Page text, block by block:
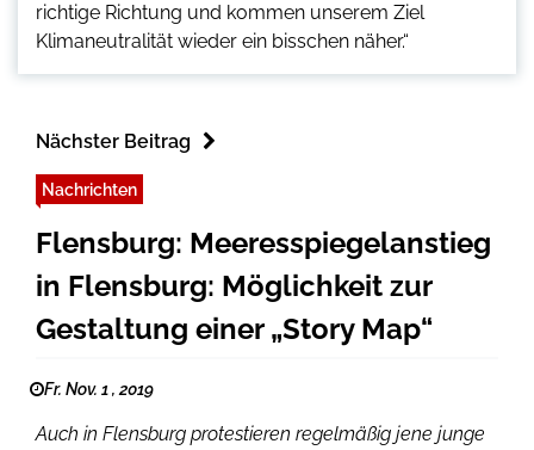
richtige Richtung und kommen unserem Ziel
Klimaneutralität wieder ein bisschen näher.“
Nächster Beitrag
Nachrichten
Flensburg: Meeresspiegelanstieg
in Flensburg: Möglichkeit zur
Gestaltung einer „Story Map“
Fr. Nov. 1 , 2019
Auch in Flensburg protestieren regelmäßig jene junge